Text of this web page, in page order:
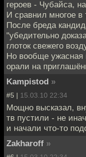
героев - Чубайса,
И сравнил многое в
После бреда
"убедительно
глоток свежего
Но вообще ужасная
орали на
Kampistod »
#5 | 15.03.10 22:34
Мощно высказал,
тв пустили - не
и начали что-то
Zakharoff »